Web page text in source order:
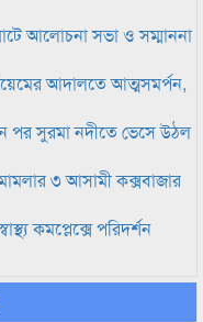
আলোচনা সভা ও সম্মাননা
আদালতে আত্মসমর্পন,
পর সুরমা নদীতে ভেসে উঠল
মামলার ৩ আসামী কক্সবাজার
কমপ্লেক্সে পরিদর্শন